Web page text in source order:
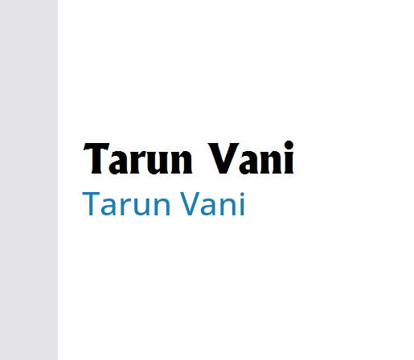
Tarun Vani